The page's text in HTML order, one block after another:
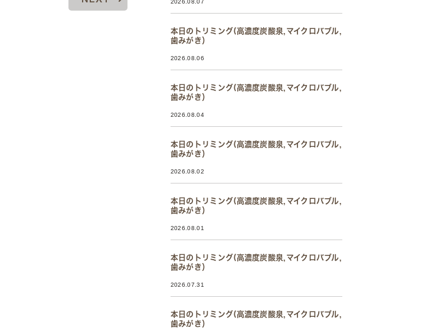
2026.08.07
本日のトリミング(高濃度炭酸泉,マイクロバブル,
歯みがき）
2026.08.06
本日のトリミング(高濃度炭酸泉,マイクロバブル,
歯みがき）
2026.08.04
本日のトリミング(高濃度炭酸泉,マイクロバブル,
歯みがき）
2026.08.02
本日のトリミング(高濃度炭酸泉,マイクロバブル,
歯みがき）
2026.08.01
本日のトリミング(高濃度炭酸泉,マイクロバブル,
歯みがき）
2026.07.31
本日のトリミング(高濃度炭酸泉,マイクロバブル,
歯みがき）